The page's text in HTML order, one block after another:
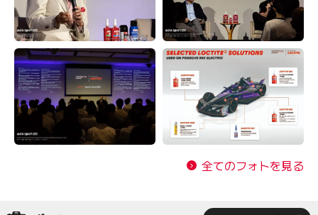
全てのフォトを見る